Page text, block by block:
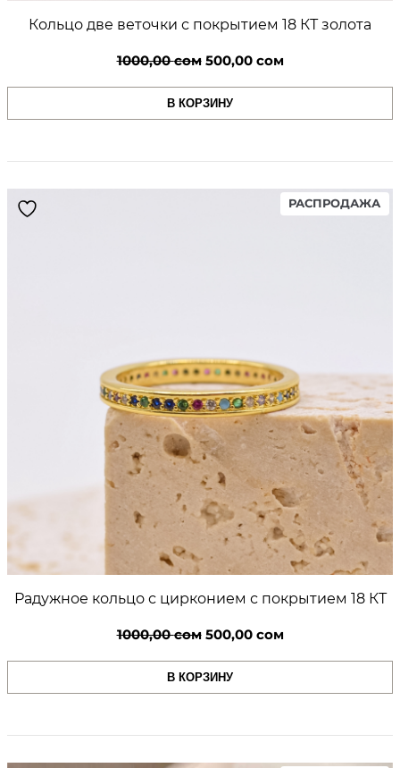
Кольцо две веточки с покрытием 18 КТ золота
1000,00сом Первоначальная
цена
составляла
500,00 сомТекущая
цена:
В КОРЗИНУ
РАСПРОДАЖА
ON
Радужное кольцо с цирконием с покрытием 18 КТ
1000,00сом Первоначальная
цена
составляла
500,00 сомТекущая
цена:
В КОРЗИНУ